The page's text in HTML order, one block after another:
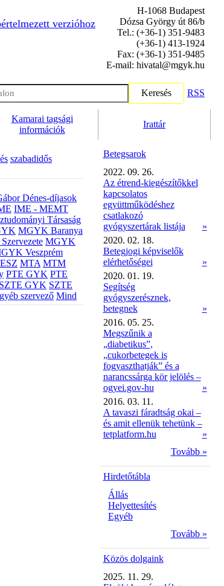
verzióhoz
H-1068 Budapest
Dózsa György út 86/b
Tel.: (+36-1) 351-9483
(+36-1) 413-1924
Fax: (+36-1) 351-9485
E-mail: hivatal@mgyk.hu
Keresés RSS
Kamarai tagsági
információk
Irattár
szabadidős
Dénes-díjasok
IME - MEMT
Társaság
MGYK Baranya
MGYK
Veszprém
MTA MTM
PTE GYK PTE
SZTE GYK SZTE
szervező Mind
Betegsarok
2022. 09. 26.
Az étrend-kiegészítőkkel
kapcsolatos
együttműködéshez
csatlakozó
gyógyszertárak listája
»
2020. 02. 18.
Betegjogi képviselők
elérhetőségei
»
2020. 01. 19.
Segítség
gyógyszerésznek,
betegnek
»
2016. 05. 25.
Megszűnik a
„diabetikus”,
„cukorbetegek is
fogyaszthatják” és a
narancssárga kör jelölés –
ogyei.gov-hu
»
2016. 03. 11.
A tavaszi fáradtság okai –
és amit ellenük tehetünk –
tetplatform.hu
»
Tovább »
Hirdetőtábla
Állás
Helyettesítés
Egyéb
Tovább »
Közös dolgaink
2025. 11. 29.